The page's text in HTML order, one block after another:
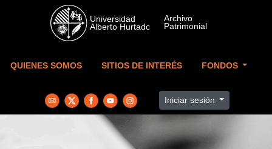
Skip to main content
QUIENES SOMOS SITIOS DE INTERÉS FONDOS
Iniciar sesión